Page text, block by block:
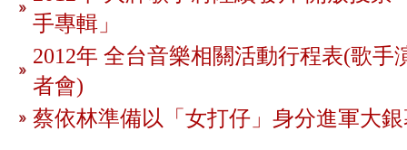
手專輯」
2012年 全台音樂相關活動行程表(歌手
者會)
蔡依林準備以「女打仔」身分進軍大